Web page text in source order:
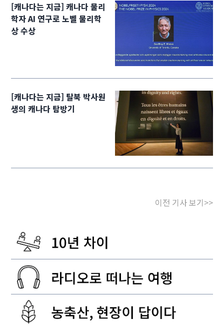
[캐나다는 지금] 캐나다 물리
학자 AI 연구로 노벨 물리학
상 수상
[캐나다는 지금] 탈북 박사원
생의 캐나다 탐방기
이전 기사 보기>>